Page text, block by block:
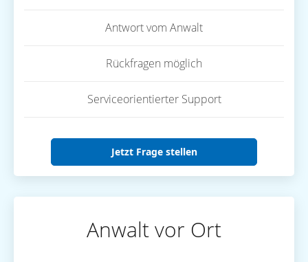
Antwort vom Anwalt
Rückfragen möglich
Serviceorientierter Support
Jetzt Frage stellen
Anwalt vor Ort